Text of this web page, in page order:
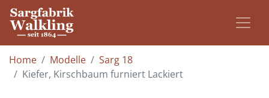
Home Modelle
Sarg 18
Kiefer, Kirschbaum furniert Lackiert